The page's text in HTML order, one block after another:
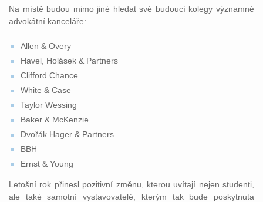
Na místě budou mimo jiné hledat své budoucí kolegy významné
advokátní kanceláře:
Allen & Overy
Havel, Holásek & Partners
Clifford Chance
White & Case
Taylor Wessing
Baker & McKenzie
Dvořák Hager & Partners
BBH
Ernst & Young
Letošní rok přinesl pozitivní změnu, kterou uvítají nejen studenti,
ale také samotní vystavovatelé, kterým tak bude poskytnuta